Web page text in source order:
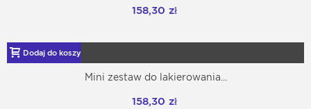
158,30 zł
Dodaj do koszyka
Mini zestaw do lakierowania...
158,30 zł